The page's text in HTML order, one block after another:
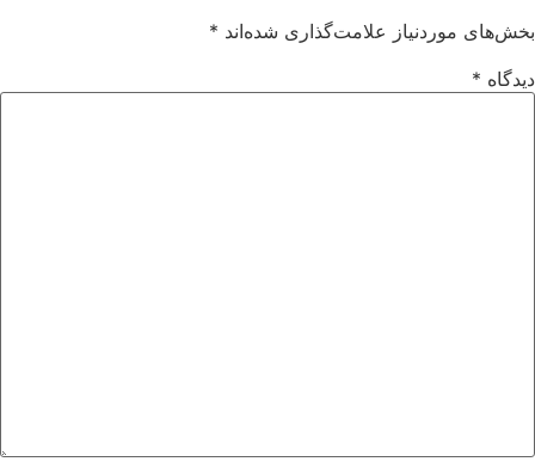
بخش‌های موردنیاز علامت‌گذاری شده‌اند *
دیدگاه *